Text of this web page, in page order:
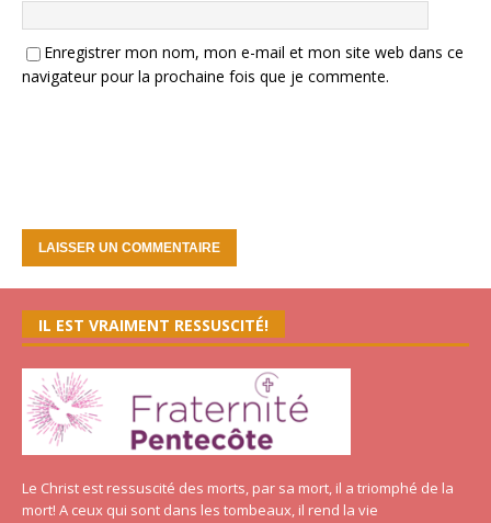
Enregistrer mon nom, mon e-mail et mon site web dans ce
navigateur pour la prochaine fois que je commente.
IL EST VRAIMENT RESSUSCITÉ!
Le Christ est ressuscité des morts, par sa mort, il a triomphé de la
mort! A ceux qui sont dans les tombeaux, il rend la vie